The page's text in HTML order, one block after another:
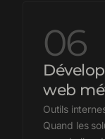
06
web
Outils
Quand les